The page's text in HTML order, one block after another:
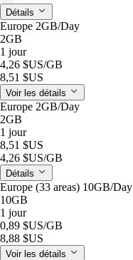
Détails
Europe 2GB/Day
2GB
1 jour
4,26 $US/GB
8,51 $US
Voir les détails
Europe 2GB/Day
2GB
1 jour
8,51 $US
4,26 $US/GB
Détails
Europe (33 areas) 10GB/Day
10GB
1 jour
0,89 $US/GB
8,88 $US
Voir les détails